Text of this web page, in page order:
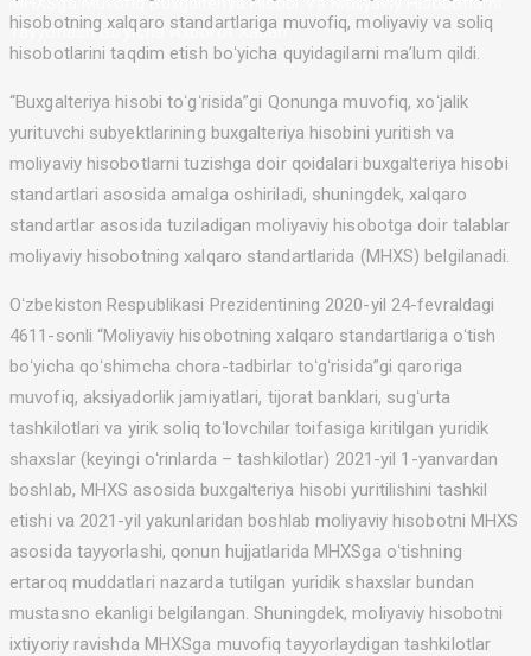
Tayyorlash Bo'yicha Axborot Xabari
hisobotning xalqaro standartlariga muvofiq, moliyaviy va soliq
hisobotlarini taqdim etish boʻyicha quyidagilarni maʼlum qildi.
“Buxgalteriya hisobi toʻgʻrisida”gi Qonunga muvofiq, xoʻjalik
yurituvchi subyektlarining buxgalteriya hisobini yuritish va
moliyaviy hisobotlarni tuzishga doir qoidalari buxgalteriya hisobi
standartlari asosida amalga oshiriladi, shuningdek, xalqaro
standartlar asosida tuziladigan moliyaviy hisobotga doir talablar
moliyaviy hisobotning xalqaro standartlarida (MHXS) belgilanadi.
Oʻzbekiston Respublikasi Prezidentining 2020-yil 24-fevraldagi
4611-sonli “Moliyaviy hisobotning xalqaro standartlariga oʻtish
boʻyicha qoʻshimcha chora-tadbirlar toʻgʻrisida”gi qaroriga
muvofiq, aksiyadorlik jamiyatlari, tijorat banklari, sugʻurta
tashkilotlari va yirik soliq toʻlovchilar toifasiga kiritilgan yuridik
shaxslar (keyingi oʻrinlarda – tashkilotlar) 2021-yil 1-yanvardan
boshlab, MHXS asosida buxgalteriya hisobi yuritilishini tashkil
etishi va 2021-yil yakunlaridan boshlab moliyaviy hisobotni MHXS
asosida tayyorlashi, qonun hujjatlarida MHXSga oʻtishning
ertaroq muddatlari nazarda tutilgan yuridik shaxslar bundan
mustasno ekanligi belgilangan. Shuningdek, moliyaviy hisobotni
ixtiyoriy ravishda MHXSga muvofiq tayyorlaydigan tashkilotlar